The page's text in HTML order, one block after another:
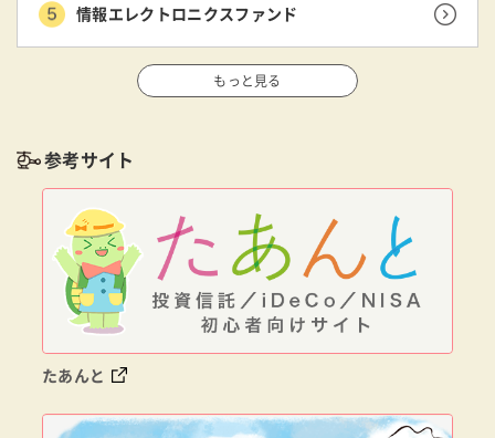
情報エレクトロニクスファンド
もっと見る
参考サイト
たあんと